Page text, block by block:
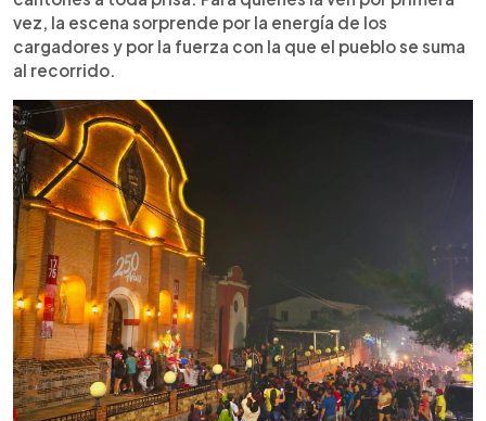
vez, la escena sorprende por la energía de los
cargadores y por la fuerza con la que el pueblo se suma
al recorrido.